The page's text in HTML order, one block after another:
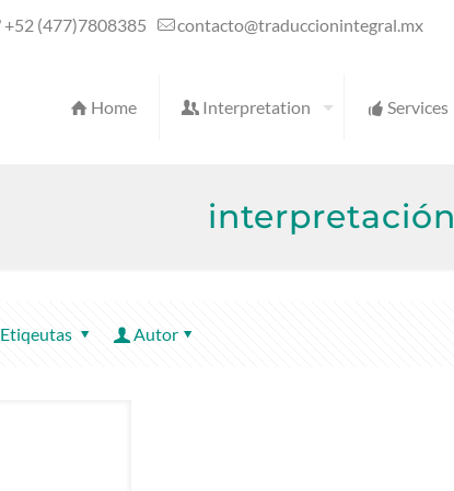
+52 (477)7808385 contacto@traduccionintegral.mx
Home Interpretation Services
interpretación
Etiqeutas Autor